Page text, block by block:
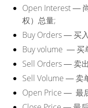
Open Interest―
权）总量;
Buy Orders― 买
Buy volume ― 买
Sell Orders― 卖
Sell Volume ― 卖
Open Price ― 最